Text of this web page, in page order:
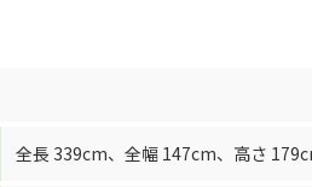
全長 339cm、 全幅 147cm、 高さ